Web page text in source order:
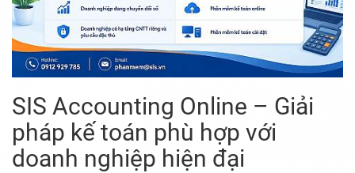
SIS Accounting Online – Giải
pháp kế toán phù hợp với
doanh nghiệp hiện đại